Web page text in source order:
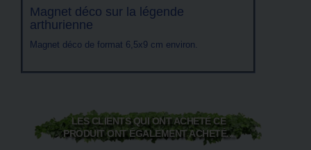
Magnet déco sur la légende
arthurienne
Magnet déco de format 6,5x9 cm environ.
LES CLIENTS QUI ONT ACHETÉ CE
PRODUIT ONT ÉGALEMENT ACHETÉ...